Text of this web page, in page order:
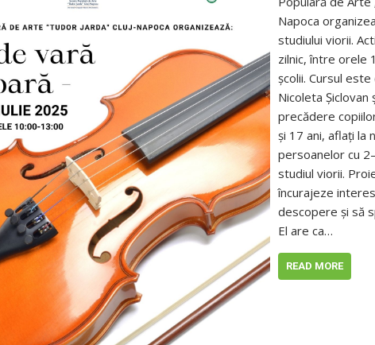
Napoca
studiului viorii.
zilnic, între orele
școlii. Cursul
Nicoleta Șiclovan
precădere
și 17 ani, aflați la
persoanelor cu
studiul viorii.
încurajeze
descopere și să
El are ca…
READ MORE